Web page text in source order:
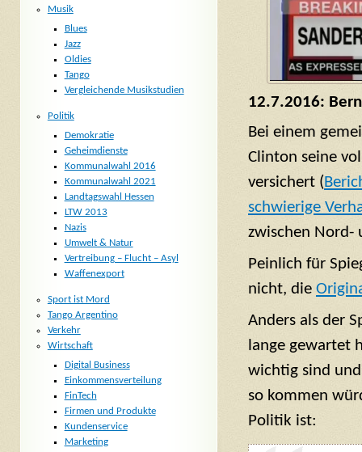
12.7.2016:
Bei einem
Clinton seine
versichert (
schwierige
zwischen Nord-
Peinlich für
nicht, die
Anders als der
lange gewartet
wichtig sind
so kommen
Politik ist:
Musik
Blues
Jazz
Oldies
Tango
Vergleichende Musikstudien
Politik
Demokratie
Geheimdienste
Kommunalwahl 2016
Kommunalwahl 2021
Landtagswahl Hessen
LTW 2013
Nazis
Umwelt & Natur
Vertreibung – Flucht – Asyl
Waffenexport
Sport ist Mord
Tango Argentino
Verkehr
Wirtschaft
Digital Business
Einkommensverteilung
FinTech
Firmen und Produkte
Kundenservice
Marketing